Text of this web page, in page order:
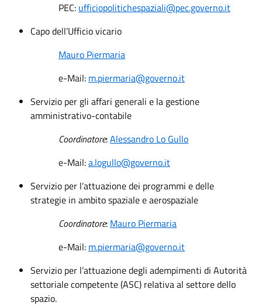
PEC: ufficiopolitichespaziali@pec.governo.it
Capo dell’Ufficio vicario
Mauro Piermaria
e-Mail: m.piermaria@governo.it
Servizio per gli affari generali e la gestione
amministrativo-contabile
Coordinatore:Alessandro Lo Gullo
e-Mail:a.logullo@governo.it
Servizio per l’attuazione dei programmi e delle
strategie in ambito spaziale e aerospaziale
Coordinatore: Mauro Piermaria
e-Mail: m.piermaria@governo.it
Servizio per l’attuazione degli adempimenti di Autorità
settoriale competente (ASC) relativa al settore dello
spazio.